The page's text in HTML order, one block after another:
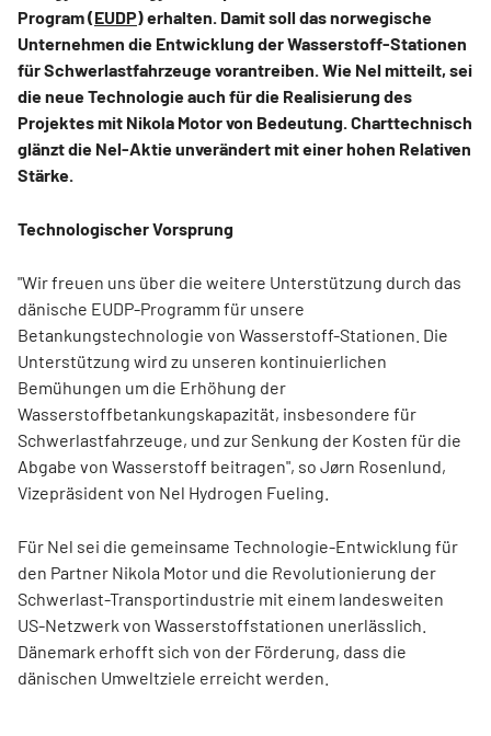
Program (EUDP) erhalten. Damit soll das norwegische
Unternehmen die Entwicklung der Wasserstoff-Stationen
für Schwerlastfahrzeuge vorantreiben. Wie Nel mitteilt, sei
die neue Technologie auch für die Realisierung des
Projektes mit Nikola Motor von Bedeutung. Charttechnisch
glänzt die Nel-Aktie unverändert mit einer hohen Relativen
Stärke.
Technologischer Vorsprung
"Wir freuen uns über die weitere Unterstützung durch das
dänische EUDP-Programm für unsere
Betankungstechnologie von Wasserstoff-Stationen. Die
Unterstützung wird zu unseren kontinuierlichen
Bemühungen um die Erhöhung der
Wasserstoffbetankungskapazität, insbesondere für
Schwerlastfahrzeuge, und zur Senkung der Kosten für die
Abgabe von Wasserstoff beitragen", so Jørn Rosenlund,
Vizepräsident von Nel Hydrogen Fueling.
Für Nel sei die gemeinsame Technologie-Entwicklung für
den Partner Nikola Motor und die Revolutionierung der
Schwerlast-Transportindustrie mit einem landesweiten
US-Netzwerk von Wasserstoffstationen unerlässlich.
Dänemark erhofft sich von der Förderung, dass die
dänischen Umweltziele erreicht werden.